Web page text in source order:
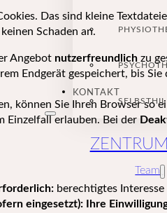
KONTAKT
Team
Das sind kleine
Schaden an.
Angebot nutzerfreundlich zu
Endgerät gespeichert, bis
können Sie Ihren Browser so
Einzelfall erlauben. Bei der
berechtigtes
eingesetzt):
Ihre